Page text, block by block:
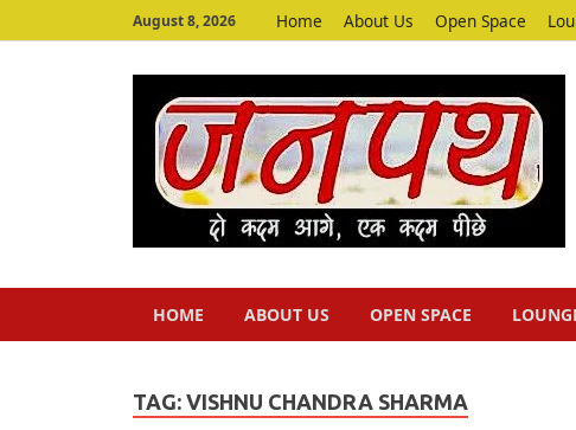
August 8, 2026 Home About Us Open Space
HOME ABOUT US OPEN SPACE
TAG: VISHNU CHANDRA SHARMA